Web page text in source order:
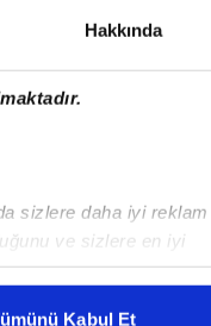
Hakkında
sizlere daha iyi reklam
ve sizlere en iyi
karşılamak
Kabul Et